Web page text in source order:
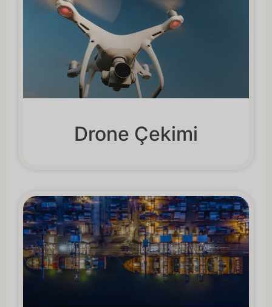
Drone Çekimi